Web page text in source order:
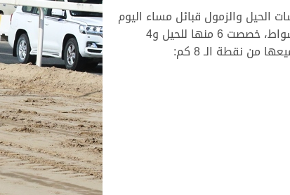
الحيل والزمول قبائل مساء اليوم
على مدار 10 أشواط، خصصت 6 منها للحيل و4
من نقطة الـ 8 كم: